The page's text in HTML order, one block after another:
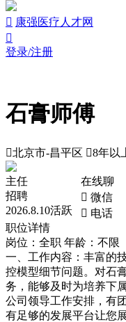
 康强医疗人才网

登录/注册
石膏师傅
北京市-昌平区 8年以
主任
招聘
2026.8.10活跃
在线聊
 微信
 电话
职位详情
岗位：全职 年龄：不限
一、工作内容：丰富的
控模型细节问题。对石
务，能够及时为培养下
公司领导工作安排，有
有足够的发展平台让您